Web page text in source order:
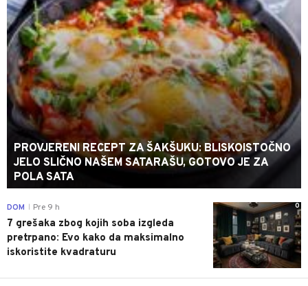
PROVJERENI RECEPT ZA ŠAKŠUKU: BLISKOISTOČNO
JELO SLIČNO NAŠEM SATARAŠU, GOTOVO JE ZA
POLA SATA
0
DOM Pre 9 h
7 grešaka zbog kojih soba izgleda
pretrpano: Evo kako da maksimalno
iskoristite kvadraturu